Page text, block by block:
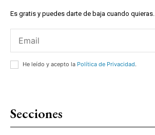
Es gratis y puedes darte de baja cuando quieras.
He leído y acepto la Política de Privacidad.
Secciones